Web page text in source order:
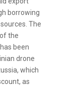
borrowing
The
the
been
drone
which
as